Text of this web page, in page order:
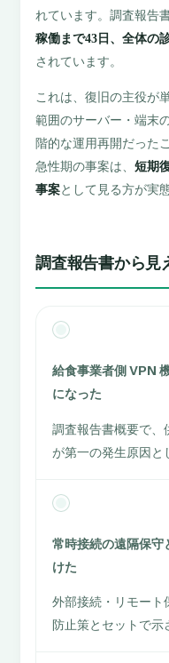
れています。調査報告
稼働まで43日、全体の
されています。
これは、復旧の主役が
範囲のサーバー・端末
階的な運用再開だった
急性期の事案は、短期
事案として見る方が実
調査報告書から見
給食事業者側 VPN
になった
調査報告書概要で、
が第一の発生原因と
常時接続の遠隔保守
けた
外部接続・リモート
防止策とセットで示